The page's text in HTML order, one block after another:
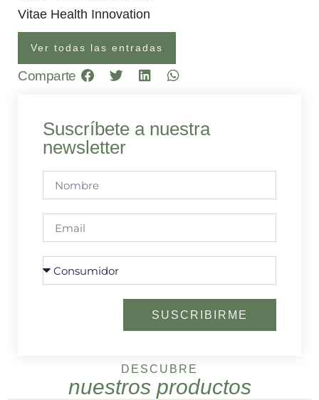
Vitae Health Innovation
Ver todas las entradas
Comparte
Suscríbete a nuestra
newsletter
SUSCRIBIRME
DESCUBRE
nuestros productos